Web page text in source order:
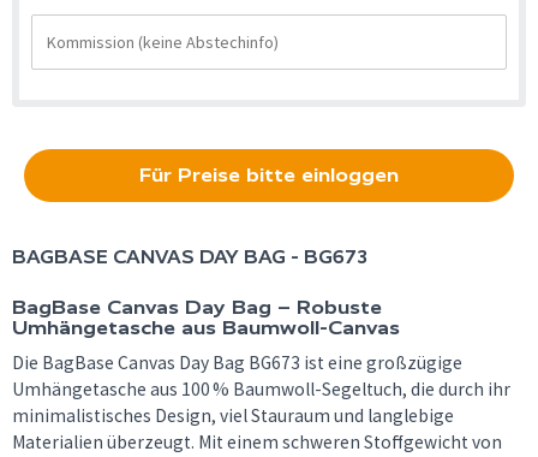
Für Preise bitte einloggen
BAGBASE CANVAS DAY BAG - BG673
BagBase Canvas Day Bag – Robuste
Umhängetasche aus Baumwoll-Canvas
Die BagBase Canvas Day Bag BG673 ist eine großzügige
Umhängetasche aus 100 % Baumwoll-Segeltuch, die durch ihr
minimalistisches Design, viel Stauraum und langlebige
Materialien überzeugt. Mit einem schweren Stoffgewicht von